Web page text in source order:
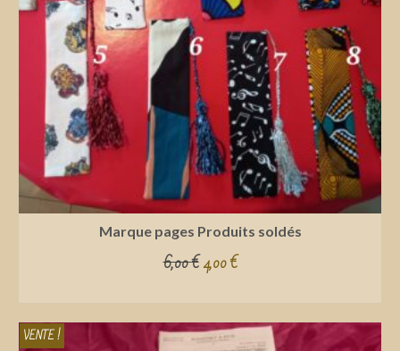
Marque pages Produits soldés
6,00€4,00€
VENTE !